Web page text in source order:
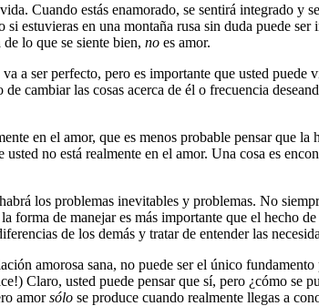
Cuando estás enamorado, se sentirá integrado y
estuvieras en una montaña rusa sin duda puede
lo que se siente bien, no es amor.
a ser perfecto, pero es importante que usted
cambiar las cosas acerca de él o frecuencia
en el amor, que es menos probable pensar que
no está realmente en el amor. Una cosa es
los problemas inevitables y problemas. No
forma de manejar es más importante que el hecho
de los demás y tratar de entender las
amorosa sana, no puede ser el único
Claro, usted puede pensar que sí, pero ¿cómo se
amorsólo se produce cuando realmente llegas a